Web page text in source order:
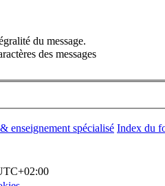
du message.
des messages
enseignement spécialisé Index du